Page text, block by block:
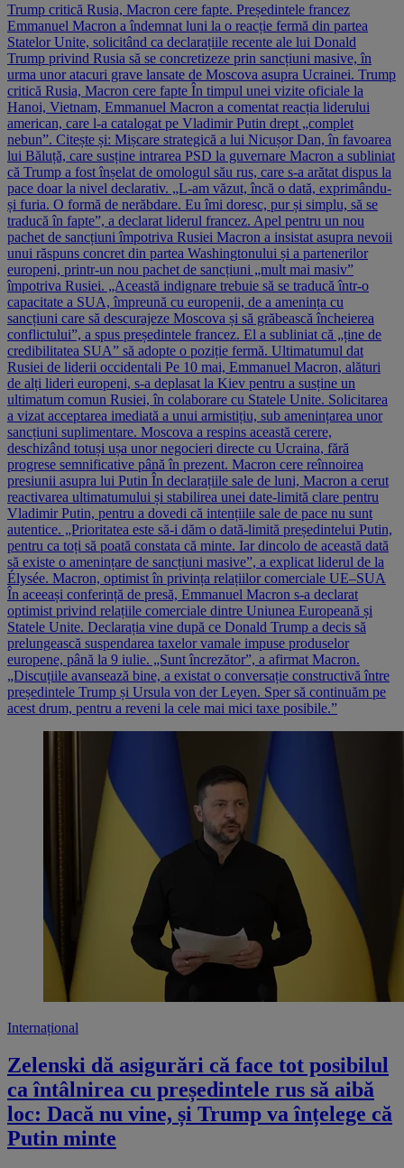
Trump critică Rusia, Macron cere fapte. Președintele francez
Emmanuel Macron a îndemnat luni la o reacție fermă din partea
Statelor Unite, solicitând ca declarațiile recente ale lui Donald
Trump privind Rusia să se concretizeze prin sancțiuni masive, în
urma unor atacuri grave lansate de Moscova asupra Ucrainei. Trump
critică Rusia, Macron cere fapte În timpul unei vizite oficiale la
Hanoi, Vietnam, Emmanuel Macron a comentat reacția liderului
american, care l-a catalogat pe Vladimir Putin drept „complet
nebun”. Citește și: Mișcare strategică a lui Nicușor Dan, în favoarea
lui Băluță, care susține intrarea PSD la guvernare Macron a subliniat
că Trump a fost înșelat de omologul său rus, care s-a arătat dispus la
pace doar la nivel declarativ. „L-am văzut, încă o dată, exprimându-
și furia. O formă de nerăbdare. Eu îmi doresc, pur și simplu, să se
traducă în fapte”, a declarat liderul francez. Apel pentru un nou
pachet de sancțiuni împotriva Rusiei Macron a insistat asupra nevoii
unui răspuns concret din partea Washingtonului și a partenerilor
europeni, printr-un nou pachet de sancțiuni „mult mai masiv”
împotriva Rusiei. „Această indignare trebuie să se traducă într-o
capacitate a SUA, împreună cu europenii, de a amenința cu
sancțiuni care să descurajeze Moscova și să grăbească încheierea
conflictului”, a spus președintele francez. El a subliniat că „ține de
credibilitatea SUA” să adopte o poziție fermă. Ultimatumul dat
Rusiei de liderii occidentali Pe 10 mai, Emmanuel Macron, alături
de alți lideri europeni, s-a deplasat la Kiev pentru a susține un
ultimatum comun Rusiei, în colaborare cu Statele Unite. Solicitarea
a vizat acceptarea imediată a unui armistițiu, sub amenințarea unor
sancțiuni suplimentare. Moscova a respins această cerere,
deschizând totuși ușa unor negocieri directe cu Ucraina, fără
progrese semnificative până în prezent. Macron cere reînnoirea
presiunii asupra lui Putin În declarațiile sale de luni, Macron a cerut
reactivarea ultimatumului și stabilirea unei date-limită clare pentru
Vladimir Putin, pentru a dovedi că intențiile sale de pace nu sunt
autentice. „Prioritatea este să-i dăm o dată-limită președintelui Putin,
pentru ca toți să poată constata că minte. Iar dincolo de această dată
să existe o amenințare de sancțiuni masive”, a explicat liderul de la
Élysée. Macron, optimist în privința relațiilor comerciale UE–SUA
În aceeași conferință de presă, Emmanuel Macron s-a declarat
optimist privind relațiile comerciale dintre Uniunea Europeană și
Statele Unite. Declarația vine după ce Donald Trump a decis să
prelungească suspendarea taxelor vamale impuse produselor
europene, până la 9 iulie. „Sunt încrezător”, a afirmat Macron.
„Discuțiile avansează bine, a existat o conversație constructivă între
președintele Trump și Ursula von der Leyen. Sper să continuăm pe
acest drum, pentru a reveni la cele mai mici taxe posibile.”
Internațional
Zelenski dă asigurări că face tot posibilul
ca întâlnirea cu președintele rus să aibă
loc: Dacă nu vine, și Trump va înțelege că
Putin minte